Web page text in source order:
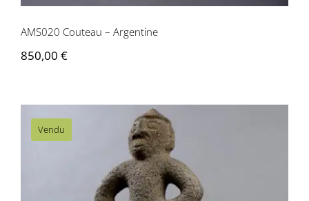
AMS020 Couteau – Argentine
850,00 €
Vendu